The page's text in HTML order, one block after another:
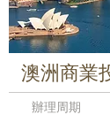
澳洲商業
辦理周期